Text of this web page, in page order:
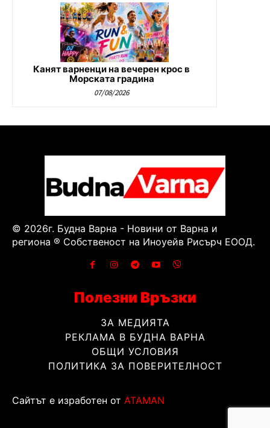
Канят варненци на вечерен крос в
Морската градина
07/08/2026
© 2026г. Будна Варна - Новини от Варна и
региона ® Собственост на Иноуейв Рисърч ЕООД.
Полезни Връзки
ЗА МЕДИЯТА
РЕКЛАМА В БУДНА ВАРНА
ОБЩИ УСЛОВИЯ
ПОЛИТИКА ЗА ПОВЕРИТЕЛНОСТ
Сайтът е изработен от ATAMAN